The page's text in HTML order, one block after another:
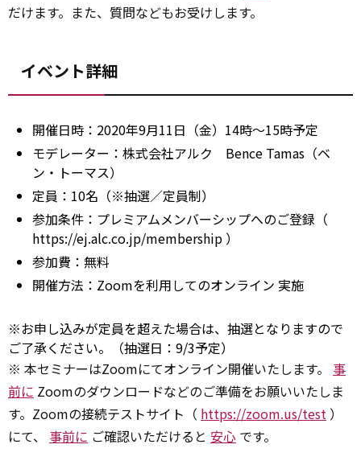
だけます。また、質問などもお受けします。
イベント詳細
開催日時：2020年9月11日（金）14時～15時予定
モデレーター：株式会社アルク Bence Tamas（ベ
ン・トーマス）
定員：10名（※抽選／定員制）
参加条件：プレミアムメンバーシップへのご登録（
https://ej.alc.co.jp/membership ）
参加費：無料
開催方法：Zoomを利用してのオンライン 実施
※お申し込みが定員を超えた場合は、抽選となりますので
ご了承ください。（抽選日：9/3予定）
※ 本セミナーはZoomにてオンライン開催いたします。 事
前に Zoomのダウンロードなどのご準備をお願いいたしま
す。Zoomの接続テストサイト（ https://zoom.us/test ）
にて、 事前に ご確認いただけると 安心 です。